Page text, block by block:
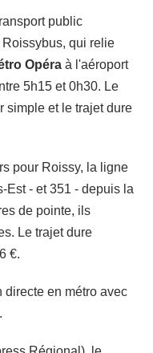
public
qui relie
Opéra à l'aéroport
5h15 et 0h30. Le
simple et le trajet dure
pour Roissy, la ligne
Est - et 351 - depuis la
de pointe, ils
Le trajet dure
€.
directe en métro avec